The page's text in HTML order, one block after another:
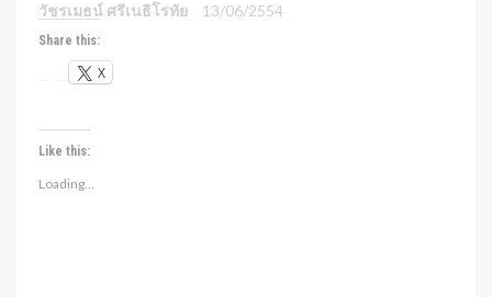
วัชรเมธน์ ศรีเนธิโรทัย 13/06/2554
Share this:
X
Like this:
Loading...